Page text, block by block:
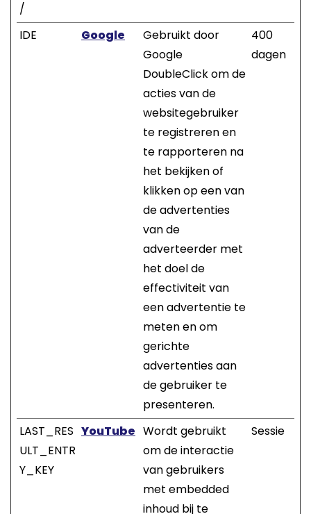
/
IDE Google
Gebruikt door
Google
DoubleClick om de
acties van de
websitegebruiker
te registreren en
te rapporteren na
het bekijken of
klikken op een van
de advertenties
van de
adverteerder met
het doel de
effectiviteit van
een advertentie te
meten en om
gerichte
advertenties aan
de gebruiker te
presenteren.
400
dagen
LAST_RES
ULT_ENTR
Y_KEY
YouTube Wordt gebruikt
om de interactie
van gebruikers
met embedded
inhoud bij te
Sessie